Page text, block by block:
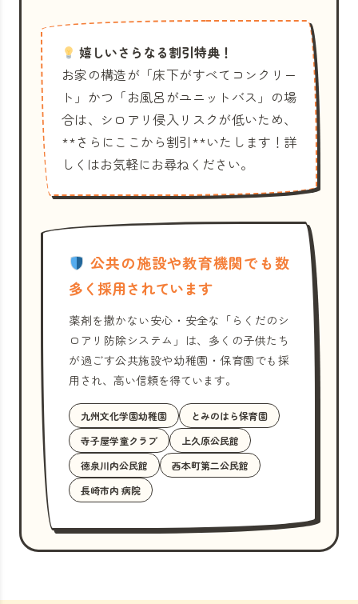
嬉しいさらなる割引特典！
お家の構造が「床下がすべてコンクリー
ト」かつ「お風呂がユニットバス」の場
合は、シロアリ侵入リスクが低いため、
**さらにここから割引**いたします！詳
しくはお気軽にお尋ねください。
公共の施設や教育機関でも数
多く採用されています
薬剤を撒かない安心・安全な「らくだのシ
ロアリ防除システム」は、多くの子供たち
が過ごす公共施設や幼稚園・保育園でも採
用され、高い信頼を得ています。
九州文化学園幼稚園
とみのはら保育園
寺子屋学童クラブ
上久原公民館
徳泉川内公民館
西本町第二公民館
長崎市内 病院